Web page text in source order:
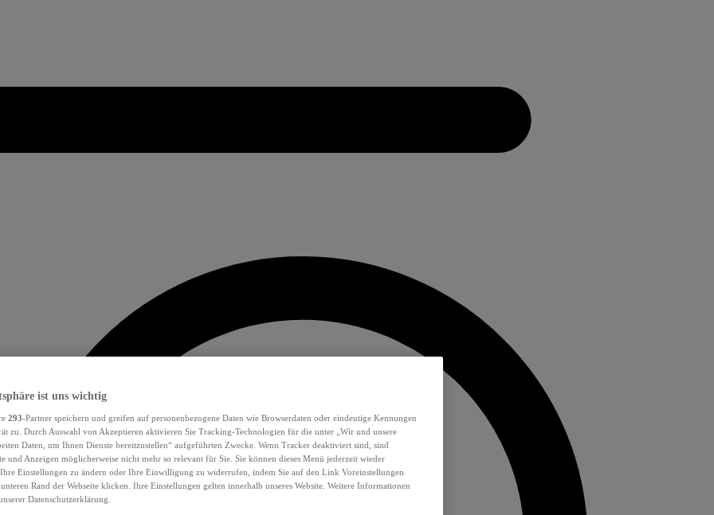
ist uns wichtig
293-Partner speichern und greifen auf personenbezogene Daten wie Browserdaten oder eindeutige Kennungen
zu. Durch Auswahl von Akzeptieren aktivieren Sie Tracking-Technologien für die unter „Wir und unsere
Daten, um Ihnen Dienste bereitzustellen“ aufgeführten Zwecke. Wenn Tracker deaktiviert sind, sind
und Anzeigen möglicherweise nicht mehr so relevant für Sie. Sie können dieses Menü jederzeit wieder
Einstellungen zu ändern oder Ihre Einwilligung zu widerrufen, indem Sie auf den Link Voreinstellungen
Rand der Webseite klicken. Ihre Einstellungen gelten innerhalb unseres Website. Weitere Informationen
Datenschutzerklärung.